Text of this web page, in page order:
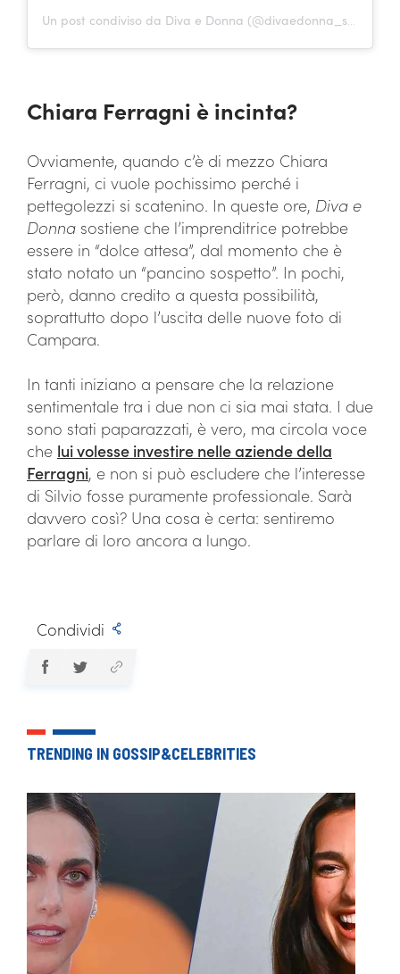
Chiara Ferragni è incinta?
Ovviamente, quando c’è di mezzo Chiara
Ferragni, ci vuole pochissimo perché i
pettegolezzi si scatenino. In queste ore, Diva e
Donna sostiene che l’imprenditrice potrebbe
essere in “dolce attesa”, dal momento che è
stato notato un “pancino sospetto”. In pochi,
però, danno credito a questa possibilità,
soprattutto dopo l’uscita delle nuove foto di
Campara.
In tanti iniziano a pensare che la relazione
sentimentale tra i due non ci sia mai stata. I due
sono stati paparazzati, è vero, ma circola voce
che lui volesse investire nelle aziende della
Ferragni, e non si può escludere che l’interesse
di Silvio fosse puramente professionale. Sarà
davvero così? Una cosa è certa: sentiremo
parlare di loro ancora a lungo.
Condividi
TRENDING IN GOSSIP&CELEBRITIES